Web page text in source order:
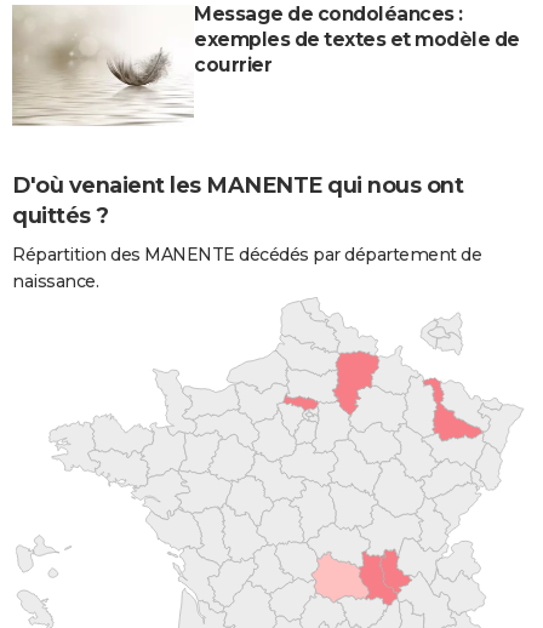
Message de condoléances :
exemples de textes et modèle de
courrier
D'où venaient les MANENTE qui nous ont
quittés ?
Répartition des MANENTE décédés par département de
naissance.